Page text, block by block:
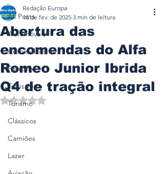
All Posts
Automóveis
Automobilismo
Ferrovia
Transporte
Turismo
Clássicos
Camiões
Lazer
Abertura das
encomendas do Alfa
Romeo Junior Ibrida
Q4 de tração integral
Redação Europa
18 de fev. de 2025 3 min de leitura
Avaliado com NaN de 5 estrelas.